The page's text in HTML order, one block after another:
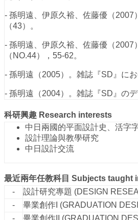
- 孫明遠、伊原久裕、佐藤優（
（43）。
- 孫明遠、伊原久裕、佐藤優（
（NO.44），55-62。
- 孫明遠（2005）。雑誌『SD』に
- 孫明遠（2004）。雑誌『SD』の
科研興趣 Research interests
中日兩國的平面設計史、活字
設計理論與教學研究
中日設計交流
最近兩年任教科目 Subjects taught
-
設計研究專題 (DESIGN
-
畢業創作I (GRADUATION
-
畢業創作II (GRADUATION